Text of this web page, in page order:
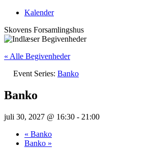
Kalender
Skovens Forsamlingshus
« Alle Begivenheder
Event Series: Banko
Banko
juli 30, 2027 @ 16:30 - 21:00
« Banko
Banko »